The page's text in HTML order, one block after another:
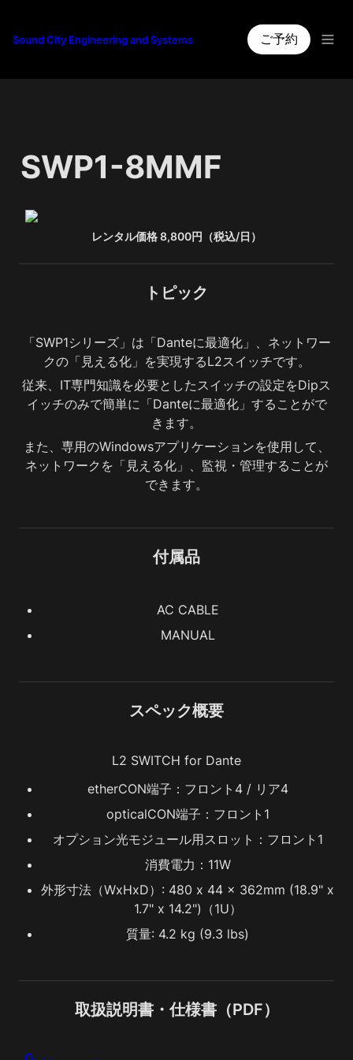
Sound City Engineering and Systems ご予約
SWP1-8MMF
レンタル価格 8,800円（税込/日）
トピック
「SWP1シリーズ」は「Danteに最適化」、ネットワー
クの「見える化」を実現するL2スイッチです。
従来、IT専門知識を必要としたスイッチの設定をDipス
イッチのみで簡単に「Danteに最適化」することがで
きます。
また、専用のWindowsアプリケーションを使用して、
ネットワークを「見える化」、監視・管理することが
できます。
付属品
AC CABLE
MANUAL
スペック概要
L2 SWITCH for Dante
etherCON端子：フロント4 / リア4
opticalCON端子：フロント1
オプション光モジュール用スロット：フロント1
消費電力：11W
外形寸法（WxHxD）: 480 x 44 x 362mm (18.9" x
1.7" x 14.2")（1U）
質量: 4.2 kg (9.3 lbs)
取扱説明書・仕様書（PDF）